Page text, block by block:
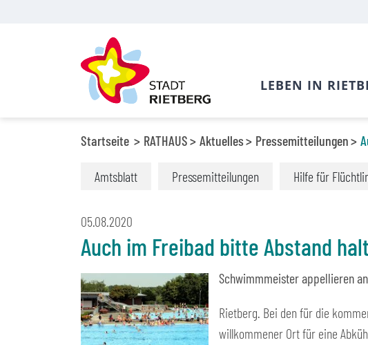
Startseite RATHAUS Aktuelles Pressemitteilungen
Amtsblatt Pressemitteilungen Hilfe für
05.08.2020
Auch im Freibad bitte Abstand
Schwimmmeister appellieren
Rietberg. Bei den für die
willkommener Ort für eine
LEBEN IN